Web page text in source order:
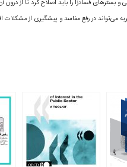
فسادزا را باید اصلاح کرد تا از درون